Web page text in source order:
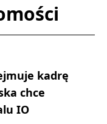
kadrę
chce
IO